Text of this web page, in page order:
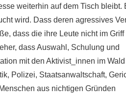
weiterhin auf dem Tisch bleibt.
wird. Dass deren agressives
dass die ihre Leute nicht im Griff
dass Auswahl, Schulung und
mit den Aktivist_innen im
Polizei, Staatsanwaltschaft,
aus nichtigen Gründen